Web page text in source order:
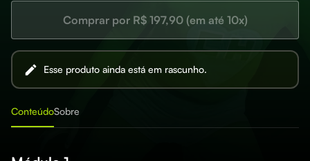
Comprar por R$ 197,90 (em até 10x)
Esse produto ainda está em rascunho.
ConteúdoSobre